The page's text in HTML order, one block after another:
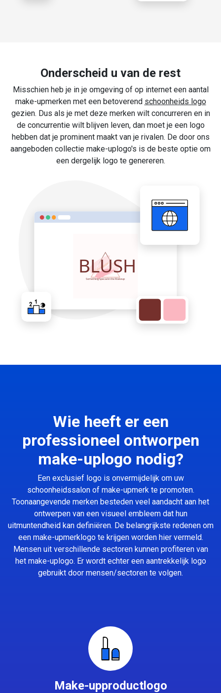
Onderscheid u van de rest
Misschien heb je in je omgeving of op internet een aantal
make-upmerken met een betoverend schoonheids logo
gezien. Dus als je met deze merken wilt concurreren en in
de concurrentie wilt blijven leven, dan moet je een logo
hebben dat je prominent maakt van je rivalen. De door ons
aangeboden collectie make-uplogo's is de beste optie om
een dergelijk logo te genereren.
Wie heeft er een
professioneel ontworpen
make-uplogo nodig?
Een exclusief logo is onvermijdelijk om uw
schoonheidssalon of make-upmerk te promoten.
Toonaangevende merken besteden veel aandacht aan het
ontwerpen van een visueel embleem dat hun
uitmuntendheid kan definiëren. De belangrijkste redenen om
een make-upmerklogo te krijgen worden hier vermeld.
Mensen uit verschillende sectoren kunnen profiteren van
het make-uplogo. Er wordt echter een aantrekkelijk logo
gebruikt door mensen/sectoren te volgen.
Make-upproductlogo